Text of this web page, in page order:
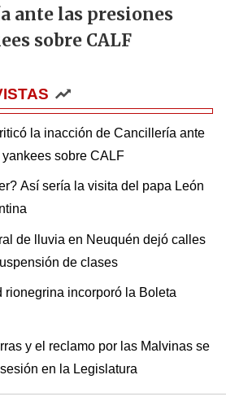
ante las presiones
sobre CALF
la inacción de Cancillería ante
yankees sobre CALF
Así sería la visita del papa León
de lluvia en Neuquén dejó calles
de clases
rionegrina incorporó la Boleta
y el reclamo por las Malvinas se
en la Legislatura